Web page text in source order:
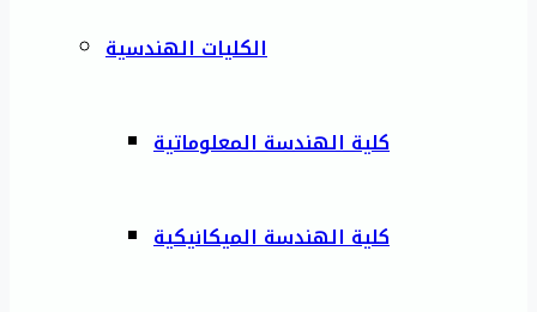
الكليات الهندسية
كلية الهندسة المعلوماتية
كلية الهندسة الميكانيكية